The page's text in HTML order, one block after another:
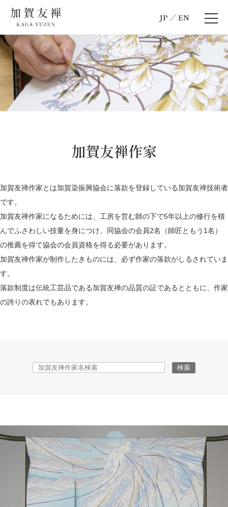
JP EN
加賀友禅作家
加賀友禅作家とは加賀染振興協会に落款を登録している加賀友禅技術者
です。
加賀友禅作家になるためには、工房を営む師の下で5年以上の修行を積
んでふさわしい技量を身につけ、 同協会の会員2名（師匠ともう1名）
の推薦を得て協会の会員資格を得る必要があります。
加賀友禅作家が制作したきものには、必ず作家の落款がしるされていま
す。
落款制度は伝統工芸品である加賀友禅の品質の証であるとともに、作家
の誇りの表れでもあります。